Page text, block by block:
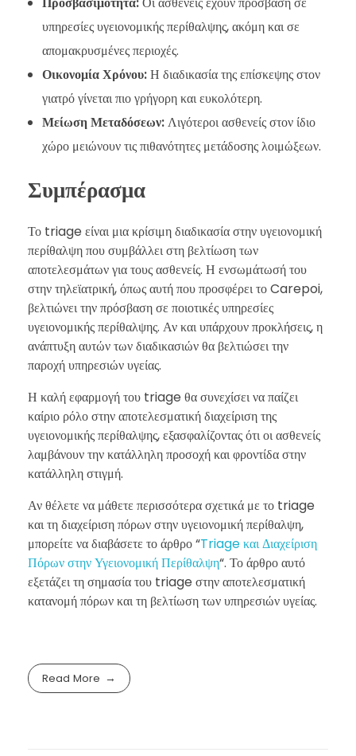
υπηρεσίες υγειονομικής περίθαλψης, ακόμη και σε
απομακρυσμένες περιοχές.
Οικονομία Χρόνου:Η διαδικασία της επίσκεψης στον
γιατρό γίνεται πιο γρήγορη και ευκολότερη.
Μείωση Μεταδόσεων:Λιγότεροι ασθενείς στον ίδιο
χώρο μειώνουν τις πιθανότητες μετάδοσης λοιμώξεων.
Συμπέρασμα
Το triage είναι μια κρίσιμη διαδικασία στην υγειονομική
περίθαλψη που συμβάλλει στη βελτίωση των
αποτελεσμάτων για τους ασθενείς. Η ενσωμάτωσή του
στην τηλεϊατρική, όπως αυτή που προσφέρει το Carepoi,
βελτιώνει την πρόσβαση σε ποιοτικές υπηρεσίες
υγειονομικής περίθαλψης. Αν και υπάρχουν προκλήσεις, η
ανάπτυξη αυτών των διαδικασιών θα βελτιώσει την
παροχή υπηρεσιών υγείας.
Η καλή εφαρμογή του triage θα συνεχίσει να παίζει
καίριο ρόλο στην αποτελεσματική διαχείριση της
υγειονομικής περίθαλψης, εξασφαλίζοντας ότι οι ασθενείς
λαμβάνουν την κατάλληλη προσοχή και φροντίδα στην
κατάλληλη στιγμή.
Αν θέλετε να μάθετε περισσότερα σχετικά με το triage
και τη διαχείριση πόρων στην υγειονομική περίθαλψη,
μπορείτε να διαβάσετε το άρθρο “Triage και Διαχείριση
Πόρων στην Υγειονομική Περίθαλψη“. Το άρθρο αυτό
εξετάζει τη σημασία του triage στην αποτελεσματική
κατανομή πόρων και τη βελτίωση των υπηρεσιών υγείας.
Read More